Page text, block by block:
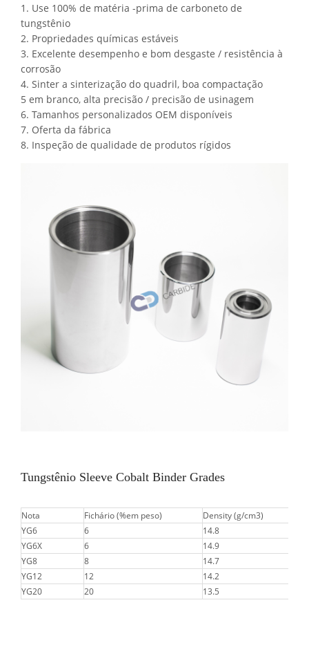
1. Use 100% de matéria -prima de carboneto de
tungstênio
2. Propriedades químicas estáveis
3. Excelente desempenho e bom desgaste / resistência à
corrosão
4. Sinter a sinterização do quadril, boa compactação
5 em branco, alta precisão / precisão de usinagem
6. Tamanhos personalizados OEM disponíveis
7. Oferta da fábrica
8. Inspeção de qualidade de produtos rígidos
Tungstênio Sleeve Cobalt Binder Grades
Nota Fichário (%em peso)
Density (g/cm3)
YG6
6
14.8
YG6X
6
14.9
YG8
8
14.7
YG12
12
14.2
YG20
20 13.5